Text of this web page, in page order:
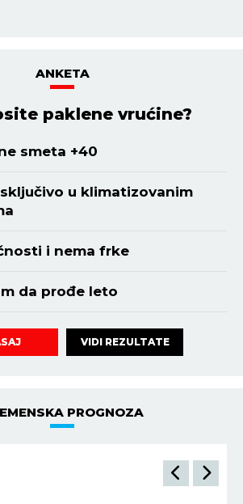
ANKETA
paklene vrućine?
smeta +40
u klimatizovanim
i nema frke
da prođe leto
VIDI REZULTATE
PROGNOZA